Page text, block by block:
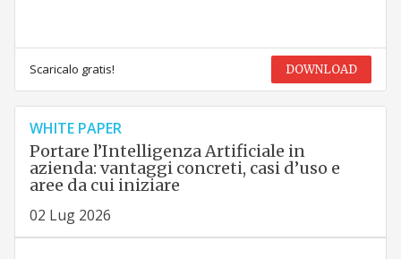
Scaricalo gratis! DOWNLOAD
WHITE PAPER
Portare l’Intelligenza Artificiale in
azienda: vantaggi concreti, casi d’uso e
aree da cui iniziare
02 Lug 2026